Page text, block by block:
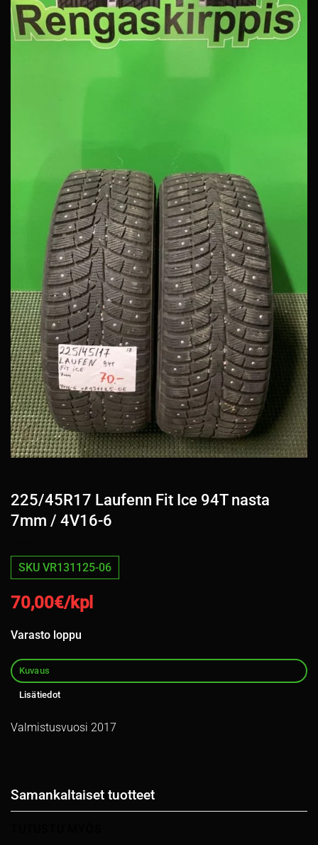
225/45R17 Laufenn Fit Ice 94T nasta
7mm / 4V16-6
SKU VR131125-06
70,00€/kpl
Varasto loppu
Kuvaus
Lisätiedot
Valmistusvuosi 2017
Samankaltaiset tuotteet